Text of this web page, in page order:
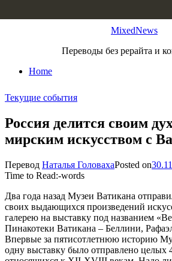
MixedNews
Переводы без рерайта и
Home
Текущие события
Россия делится своим
мирским искусством с
Перевод Наталья ГоловахаPosted on
Time to Read:-words
Два года назад Музеи Ватикана
своих выдающихся произведений
галерею на выставку под названием
Пинакотеки Ватикана – Беллини,
Впервые за пятисотлетнюю историю
одну выставку было отправлено целых